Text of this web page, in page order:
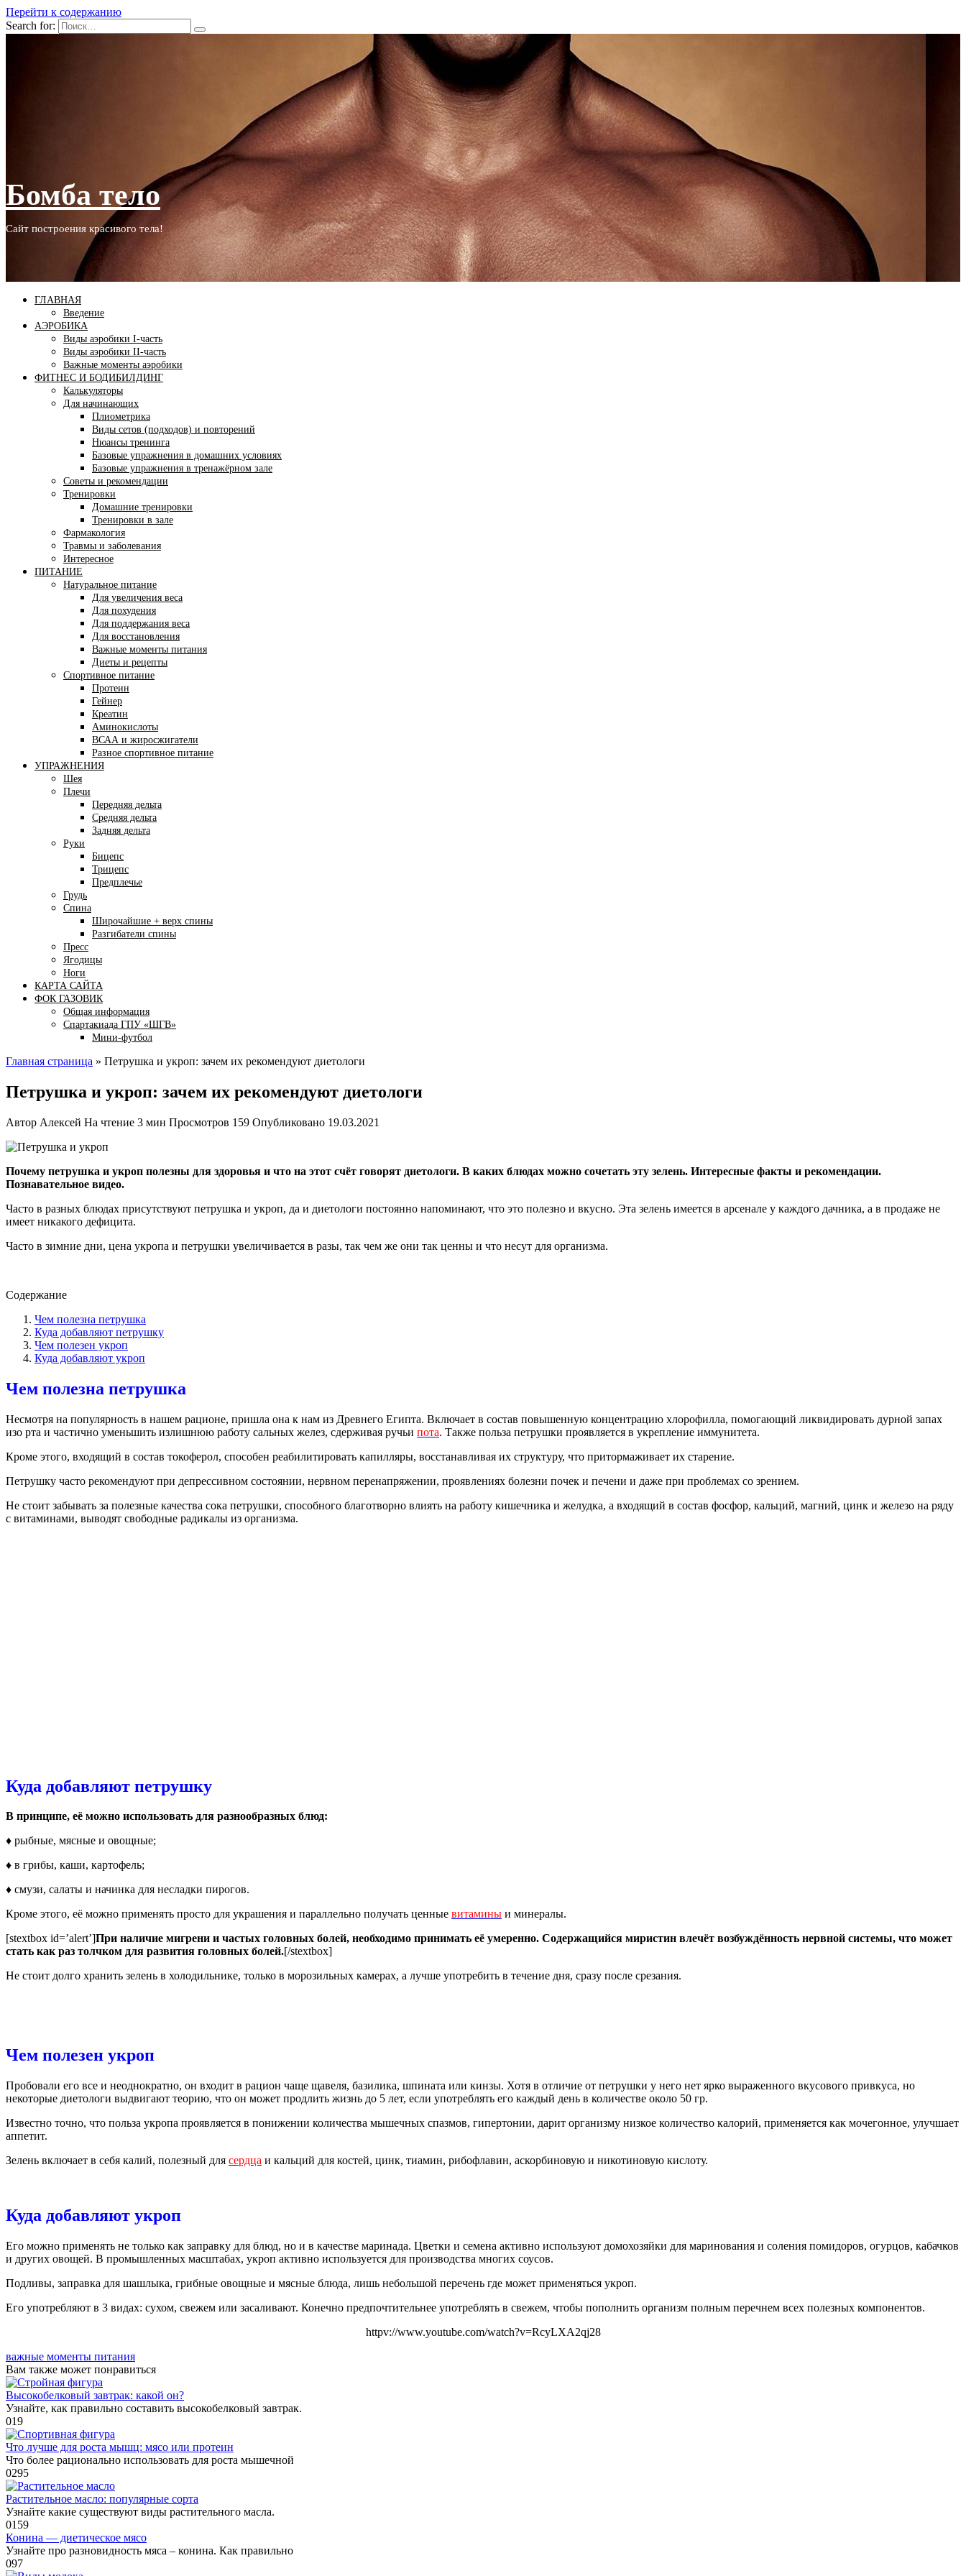
Перейти к содержанию
Search for:
Бомба тело
Сайт построения красивого тела!
ГЛАВНАЯ
Введение
АЭРОБИКА
Виды аэробики І-часть
Виды аэробики ІІ-часть
Важные моменты аэробики
ФИТНЕС И БОДИБИЛДИНГ
Калькуляторы
Для начинающих
Плиометрика
Виды сетов (подходов) и повторений
Нюансы тренинга
Базовые упражнения в домашних условиях
Базовые упражнения в тренажёрном зале
Советы и рекомендации
Тренировки
Домашние тренировки
Тренировки в зале
Фармакология
Травмы и заболевания
Интересное
ПИТАНИЕ
Натуральное питание
Для увеличения веса
Для похудения
Для поддержания веса
Для восстановления
Важные моменты питания
Диеты и рецепты
Спортивное питание
Протеин
Гейнер
Креатин
Аминокислоты
ВСАА и жиросжигатели
Разное спортивное питание
УПРАЖНЕНИЯ
Шея
Плечи
Передняя дельта
Средняя дельта
Задняя дельта
Руки
Бицепс
Трицепс
Предплечье
Грудь
Спина
Широчайшие + верх спины
Разгибатели спины
Пресс
Ягодицы
Ноги
КАРТА САЙТА
ФОК ГАЗОВИК
Общая информация
Спартакиада ГПУ «ШГВ»
Мини-футбол
Главная страница » Петрушка и укроп: зачем их рекомендуют диетологи
Петрушка и укроп: зачем их рекомендуют диетологи
Автор Алексей На чтение 3 мин Просмотров 159 Опубликовано 19.03.2021
Почему петрушка и укроп полезны для здоровья и что на этот счёт говорят диетологи. В каких блюдах можно сочетать эту зелень. Интересные факты и рекомендации.
Познавательное видео.
Часто в разных блюдах присутствуют петрушка и укроп, да и диетологи постоянно напоминают, что это полезно и вкусно. Эта зелень имеется в арсенале у каждого дачника, а в продаже не
имеет никакого дефицита.
Часто в зимние дни, цена укропа и петрушки увеличивается в разы, так чем же они так ценны и что несут для организма.
Содержание
Чем полезна петрушка
Куда добавляют петрушку
Чем полезен укроп
Куда добавляют укроп
Чем полезна петрушка
Несмотря на популярность в нашем рационе, пришла она к нам из Древнего Египта. Включает в состав повышенную концентрацию хлорофилла, помогающий ликвидировать дурной запах
изо рта и частично уменьшить излишнюю работу сальных желез, сдерживая ручьи пота. Также польза петрушки проявляется в укрепление иммунитета.
Кроме этого, входящий в состав токоферол, способен реабилитировать капилляры, восстанавливая их структуру, что притормаживает их старение.
Петрушку часто рекомендуют при депрессивном состоянии, нервном перенапряжении, проявлениях болезни почек и печени и даже при проблемах со зрением.
Не стоит забывать за полезные качества сока петрушки, способного благотворно влиять на работу кишечника и желудка, а входящий в состав фосфор, кальций, магний, цинк и железо на ряду
с витаминами, выводят свободные радикалы из организма.
Куда добавляют петрушку
В принципе, её можно использовать для разнообразных блюд:
♦ рыбные, мясные и овощные;
♦ в грибы, каши, картофель;
♦ смузи, салаты и начинка для несладки пирогов.
Кроме этого, её можно применять просто для украшения и параллельно получать ценные витамины и минералы.
[stextbox id=’alert’]При наличие мигрени и частых головных болей, необходимо принимать её умеренно. Содержащийся миристин влечёт возбуждённость нервной системы, что может
стать как раз толчком для развития головных болей.[/stextbox]
Не стоит долго хранить зелень в холодильнике, только в морозильных камерах, а лучше употребить в течение дня, сразу после срезания.
Чем полезен укроп
Пробовали его все и неоднократно, он входит в рацион чаще щавеля, базилика, шпината или кинзы. Хотя в отличие от петрушки у него нет ярко выраженного вкусового привкуса, но
некоторые диетологи выдвигают теорию, что он может продлить жизнь до 5 лет, если употреблять его каждый день в количестве около 50 гр.
Известно точно, что польза укропа проявляется в понижении количества мышечных спазмов, гипертонии, дарит организму низкое количество калорий, применяется как мочегонное, улучшает
аппетит.
Зелень включает в себя калий, полезный для сердца и кальций для костей, цинк, тиамин, рибофлавин, аскорбиновую и никотиновую кислоту.
Куда добавляют укроп
Его можно применять не только как заправку для блюд, но и в качестве маринада. Цветки и семена активно используют домохозяйки для маринования и соления помидоров, огурцов, кабачков
и других овощей. В промышленных масштабах, укроп активно используется для производства многих соусов.
Подливы, заправка для шашлыка, грибные овощные и мясные блюда, лишь небольшой перечень где может применяться укроп.
Его употребляют в 3 видах: сухом, свежем или засаливают. Конечно предпочтительнее употреблять в свежем, чтобы пополнить организм полным перечнем всех полезных компонентов.
httpv://www.youtube.com/watch?v=RcyLXA2qj28
важные моменты питания
Вам также может понравиться
Высокобелковый завтрак: какой он?
Узнайте, как правильно составить высокобелковый завтрак.
019
Что лучше для роста мышц: мясо или протеин
Что более рационально использовать для роста мышечной
0295
Растительное масло: популярные сорта
Узнайте какие существуют виды растительного масла.
0159
Конина — диетическое мясо
Узнайте про разновидность мяса – конина. Как правильно
097